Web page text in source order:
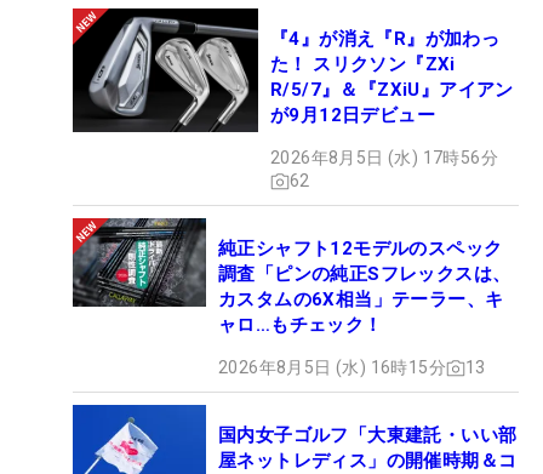
『4』が消え『R』が加わっ
た！ スリクソン『ZXi
R/5/7』＆『ZXiU』アイアン
が9月12日デビュー
2026年8月5日 (水) 17時56分
62
純正シャフト12モデルのスペック
調査「ピンの純正Sフレックスは、
カスタムの6X相当」テーラー、キ
ャロ…もチェック！
2026年8月5日 (水) 16時15分 13
国内女子ゴルフ「大東建託・いい部
屋ネットレディス」の開催時期＆コ